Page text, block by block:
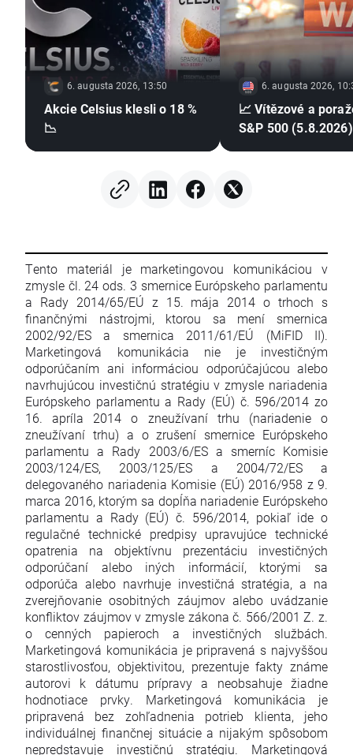
6. augusta 2026, 13:50
Akcie Celsius klesli o 18 %
📉
6. augusta 2026,
📈 Vítězové a
S&P 500 (5.8.2026)
Tento materiál je marketingovou komunikáciou v
zmysle čl. 24 ods. 3 smernice Európskeho parlamentu
a Rady 2014/65/EÚ z 15. mája 2014 o trhoch s
finančnými nástrojmi, ktorou sa mení smernica
2002/92/ES a smernica 2011/61/EÚ (MiFID II).
Marketingová komunikácia nie je investičným
odporúčaním ani informáciou odporúčajúcou alebo
navrhujúcou investičnú stratégiu v zmysle nariadenia
Európskeho parlamentu a Rady (EÚ) č. 596/2014 zo
16. apríla 2014 o zneužívaní trhu (nariadenie o
zneužívaní trhu) a o zrušení smernice Európskeho
parlamentu a Rady 2003/6/ES a smerníc Komisie
2003/124/ES, 2003/125/ES a 2004/72/ES a
delegovaného nariadenia Komisie (EÚ) 2016/958 z 9.
marca 2016, ktorým sa dopĺňa nariadenie Európskeho
parlamentu a Rady (EÚ) č. 596/2014, pokiaľ ide o
regulačné technické predpisy upravujúce technické
opatrenia na objektívnu prezentáciu investičných
odporúčaní alebo iných informácií, ktorými sa
odporúča alebo navrhuje investičná stratégia, a na
zverejňovanie osobitných záujmov alebo uvádzanie
konfliktov záujmov v zmysle zákona č. 566/2001 Z. z.
o cenných papieroch a investičných službách.
Marketingová komunikácia je pripravená s najvyššou
starostlivosťou, objektivitou, prezentuje fakty známe
autorovi k dátumu prípravy a neobsahuje žiadne
hodnotiace prvky. Marketingová komunikácia je
pripravená bez zohľadnenia potrieb klienta, jeho
individuálnej finančnej situácie a nijakým spôsobom
nepredstavuje investičnú stratégiu. Marketingová